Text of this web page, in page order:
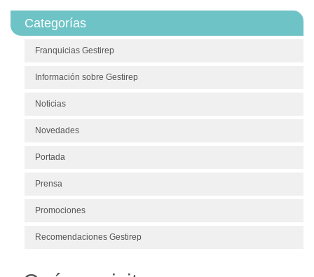
Categorías
Franquicias Gestirep
Información sobre Gestirep
Noticias
Novedades
Portada
Prensa
Promociones
Recomendaciones Gestirep